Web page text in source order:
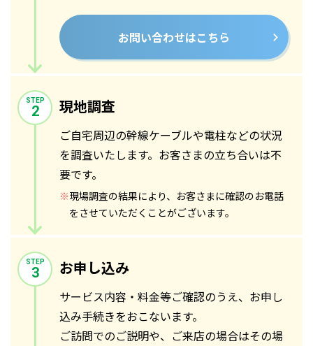
お問い合わせはこちら
STEP
2 現地調査
ご自宅周辺の幹線ケーブルや電柱などの状況
を調査いたします。お客さまの立ち合いは不
要です。
※現場調査の結果により、お客さまに確認のお電話
をさせていただくことがございます。
STEP
3 お申し込み
サービス内容・料金等ご確認のうえ、お申し
込み手続きをおこないます。
ご訪問でのご説明や、ご来店の場合はその場